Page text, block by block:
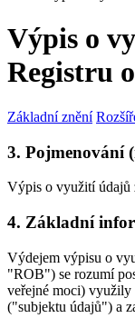
Výpis o
Registru
Základní znění
3. Pojmenování
Výpis o využití údajů
4. Základní
Výdejem výpisu o
"ROB") se rozumí
veřejné moci) využily
("subjektu údajů") a